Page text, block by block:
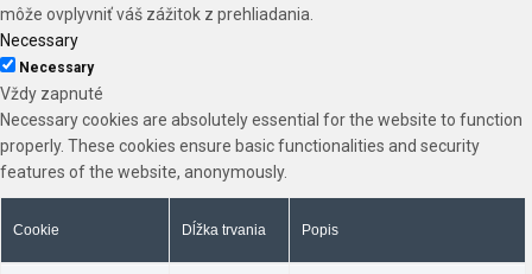
môže ovplyvniť váš zážitok z prehliadania.
Necessary
Necessary
Vždy zapnuté
Necessary cookies are absolutely essential for the website to function
properly. These cookies ensure basic functionalities and security
features of the website, anonymously.
Cookie Dĺžka trvania Popis